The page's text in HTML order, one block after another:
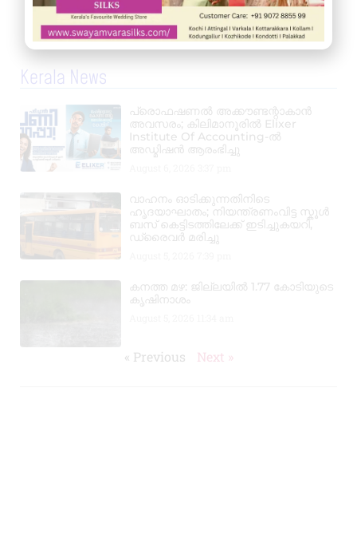
Kerala News
പ്രൊഫഷണൽ അക്കൗണ്ടന്റാകാൻ
അവസരം; കിലിമാനൂരിൽ Elixer
Institute Of Accounting-ൽ
അഡ്മിഷൻ ആരംഭിച്ചു
വാഹനം ഓടിക്കുന്നതിനിടെ
ഹൃദയാഘാതം; നിയന്ത്രണംവിട്ട സ്കൂൾ
ബസ് കെട്ടിടത്തിലേക്ക് ഇടിച്ചുകയറി,
ഡ്രൈവർ മരിച്ചു
കനത്ത മഴ: ജില്ലയിൽ 1.77 കോടിയുടെ
കൃഷിനാശം
« Previous Next »